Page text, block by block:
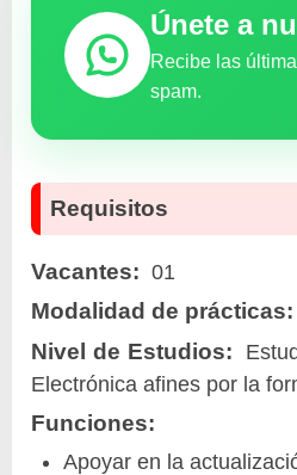
Únete a
Recibe las
spam.
Requisitos
Vacantes: 01
Modalidad de prácticas:
Nivel de Estudios:
Electrónica afines por la
Funciones:
Apoyar en la